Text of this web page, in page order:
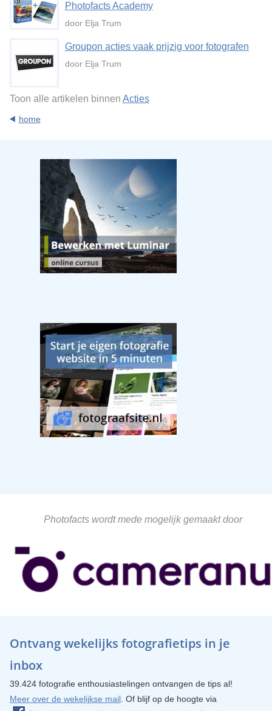
Photofacts Academy
door Elja Trum
Groupon acties vaak prijzig voor fotografen
door Elja Trum
Toon alle artikelen binnen Acties
home
Photofacts wordt mede mogelijk gemaakt door
Ontvang wekelijks fotografietips in je
inbox
39.424 fotografie enthousiastelingen ontvangen de tips al!
Meer over de wekelijkse mail. Of blijf op de hoogte via